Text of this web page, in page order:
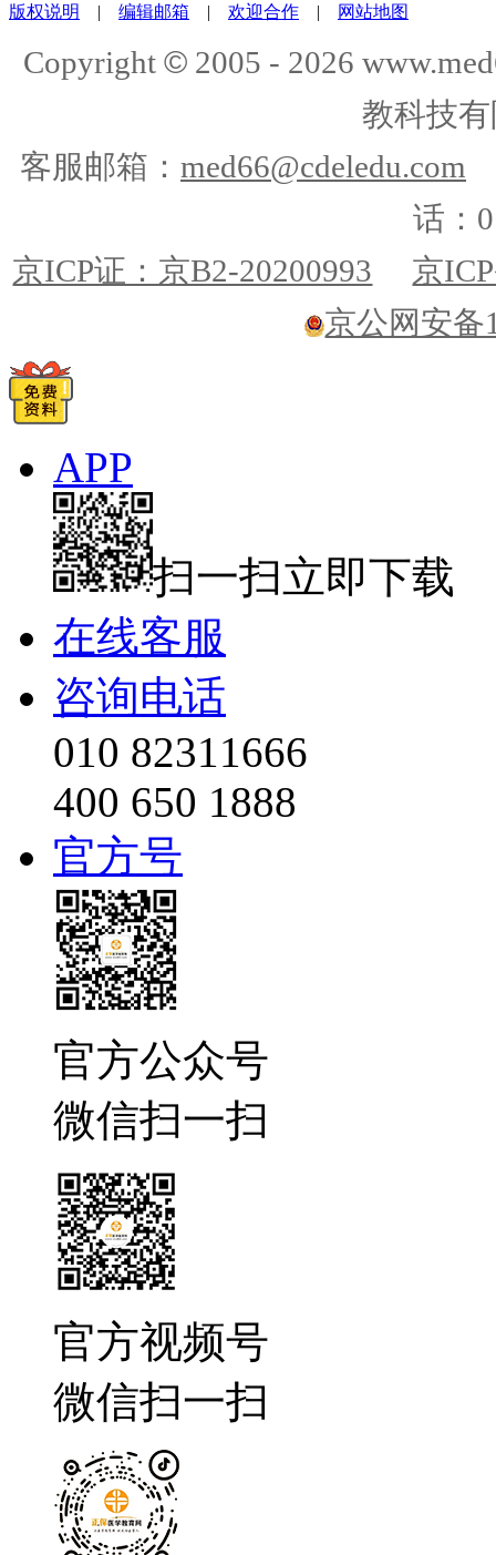
版权说明 | 编辑邮箱 | 欢迎合作 | 网站地图
Copyright© 2005 - 2026
教科技
客服邮箱： med66@cdeledu.com
话：
京ICP证：京B2-20200993
京
京公网安备
APP
扫一扫立即下载
在线客服
咨询电话
010 82311666
400 650 1888
官方号
官方公众号
微信扫一扫
官方视频号
微信扫一扫